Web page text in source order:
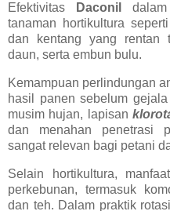
Efektivitas Daconil
tanaman hortikultura
dan kentang yang rentan
daun, serta embun bulu.
Kemampuan perlindungan
hasil panen sebelum
musim hujan, lapisan
dan menahan penetrasi
sangat relevan bagi petani
Selain hortikultura,
perkebunan, termasuk
dan teh. Dalam praktik